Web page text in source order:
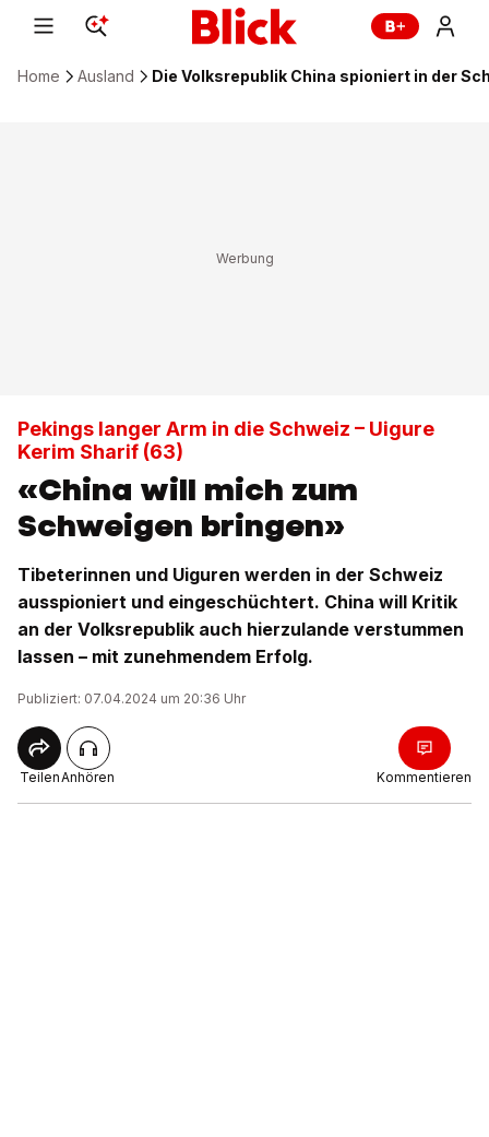
Home Ausland Die Volksrepublik China spioniert in der
Pekings langer Arm in die Schweiz – Uigure
Kerim Sharif (63)
«China will mich zum
Schweigen bringen»
Tibeterinnen und Uiguren werden in der Schweiz
ausspioniert und eingeschüchtert. China will Kritik
an der Volksrepublik auch hierzulande verstummen
lassen – mit zunehmendem Erfolg.
Publiziert: 07.04.2024 um 20:36 Uhr
TeilenAnhören Kommentieren